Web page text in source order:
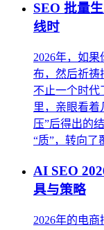
SEO 批量
线时
2026年，如
布，然后祈祷
不止一个时代
里，亲眼看着
压”后得出的
“质”，转向了
AI SEO
具与策略
2026年的电